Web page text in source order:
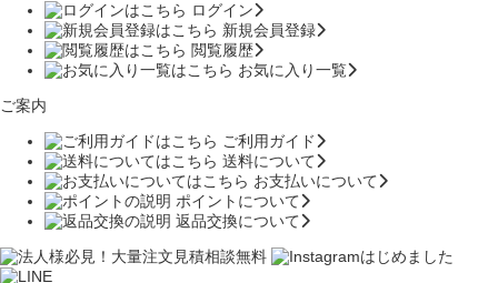
ログイン
新規会員登録
閲覧履歴
お気に入り一覧
ご案内
ご利用ガイド
送料について
お支払いについて
ポイントについて
返品交換について